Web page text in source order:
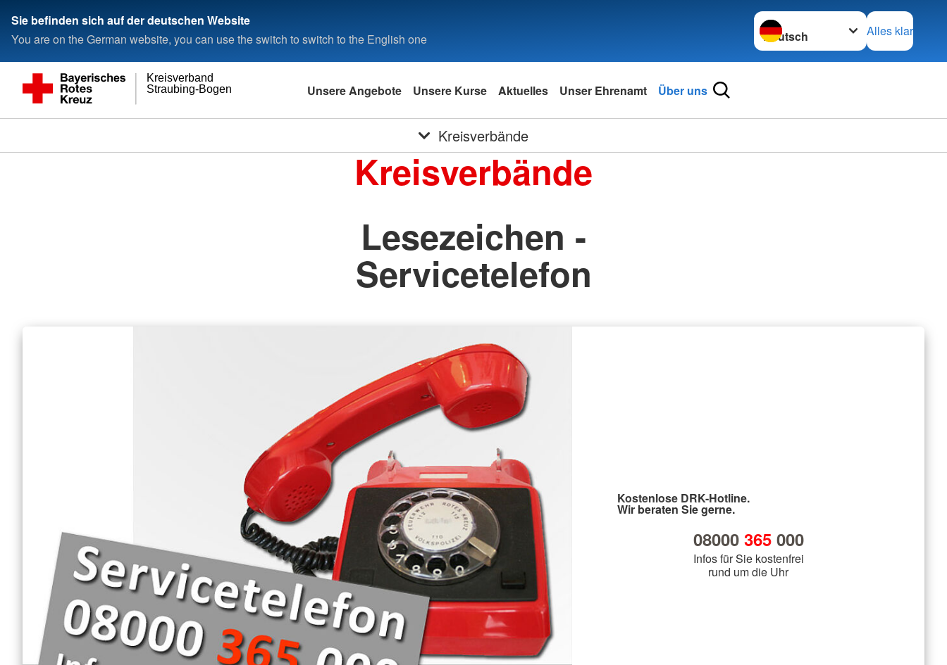
Sie befinden sich auf der deutschen Website
You are on the German website, you can use the switch to switch to the English one
Sprache wechseln zu
Alles klar
Straubing-Bogen
Kreisverband
Unsere Angebote Unsere Kurse Aktuelles Unser Ehrenamt Über uns
Kreisverbände
Kreisverbände
Lesezeichen -
Servicetelefon
Kostenlose DRK-Hotline.
Wir beraten Sie gerne.
08000 365000
Infos für Sie kostenfrei
rund um die Uhr